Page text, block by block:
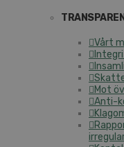
Vårt
Mot
Anti-